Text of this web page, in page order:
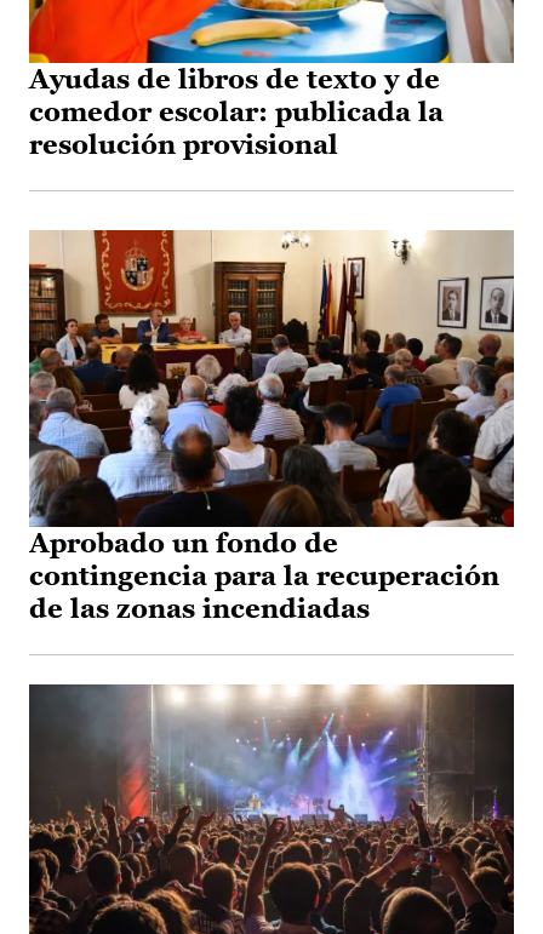
Ayudas de libros de texto y de
comedor escolar: publicada la
resolución provisional
Aprobado un fondo de
contingencia para la recuperación
de las zonas incendiadas